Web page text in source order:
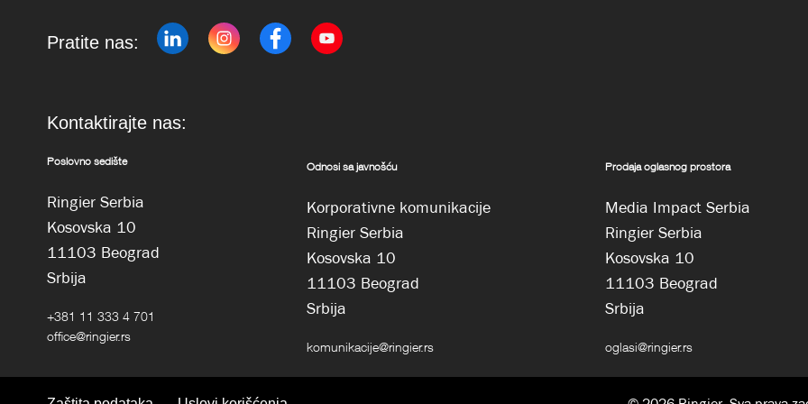
Pratite nas:
Kontaktirajte nas:
Poslovno sedište
Ringier Serbia
Kosovska 10
11103 Beograd
Srbija
+381 11 333 4 701
office@ringier.rs
Odnosi sa javnošću
Korporativne komunikacije
Ringier Serbia
Kosovska 10
11103 Beograd
Srbija
komunikacije@ringier.rs
Prodaja oglasnog prostora
Media Impact Serbia
Ringier Serbia
Kosovska 10
11103 Beograd
Srbija
oglasi@ringier.rs